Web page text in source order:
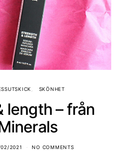
SKÖNHET
length – från
2021 NO COMMENTS